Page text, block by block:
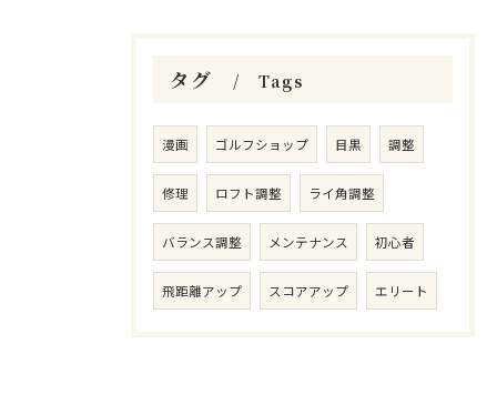
タグ Tags
漫画 ゴルフショップ 目黒 調整
修理 ロフト調整 ライ角調整
バランス調整 メンテナンス 初心者
飛距離アップ スコアアップ エリート